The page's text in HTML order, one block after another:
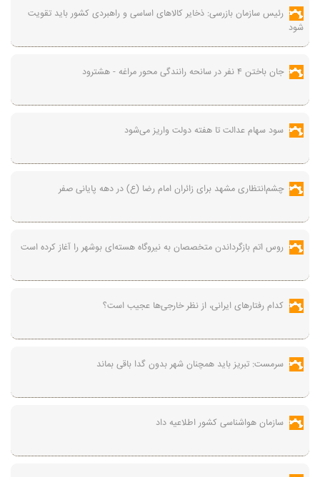
رئیس سازمان بازرسی: ذخایر کالاهای اساسی و راهبردی کشور باید تقویت
شود
جان باختن ۴ نفر در سانحه رانندگی محور مراغه - هشترود
سود سهام عدالت تا هفته دولت واریز می‌شود
چشم‌انتظاری مشهد برای زائران امام رضا (ع) در دهه پایانی صفر
روس اتم بازگرداندن متخصصان به نیروگاه هسته‌ای بوشهر را آغاز کرده است
کدام رفتارهای ایرانی، از نظر خارجی‌ها عجیب است؟
سرمست: تبریز باید همچنان شهر بدون گدا باقی بماند
سازمان هواشناسی کشور اطلاعیه داد